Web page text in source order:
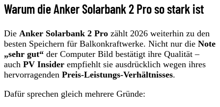
Warum die Anker Solarbank 2 Pro so stark ist
Die Anker Solarbank 2 Pro zählt 2026 weiterhin zu den
besten Speichern für Balkonkraftwerke. Nicht nur die Note
„sehr gut“ der Computer Bild bestätigt ihre Qualität –
auch PV Insider empfiehlt sie ausdrücklich wegen ihres
hervorragenden Preis‑Leistungs‑Verhältnisses.
Dafür sprechen gleich mehrere Gründe: